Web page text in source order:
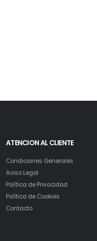
ATENCION AL CLIENTE
Condiciones Generales
Aviso Legal
Política de Privacidad
Política de Cookies
Contacto